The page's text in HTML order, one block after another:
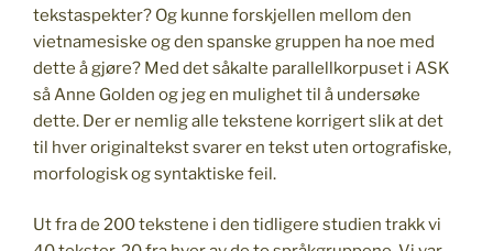
tekstaspekter? Og kunne forskjellen mellom den
vietnamesiske og den spanske gruppen ha noe med
dette å gjøre? Med det såkalte parallellkorpuset i ASK
så Anne Golden og jeg en mulighet til å undersøke
dette. Der er nemlig alle tekstene korrigert slik at det
til hver originaltekst svarer en tekst uten ortografiske,
morfologisk og syntaktiske feil.
Ut fra de 200 tekstene i den tidligere studien trakk vi